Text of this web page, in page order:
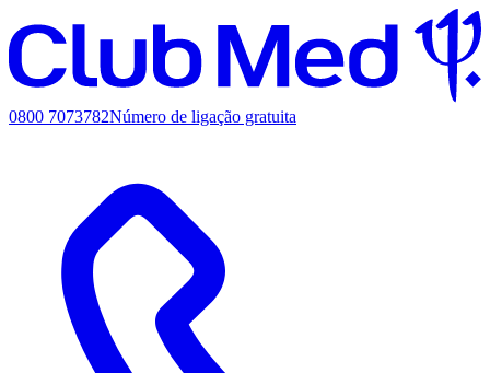
0800 7073782Número de ligação gratuita